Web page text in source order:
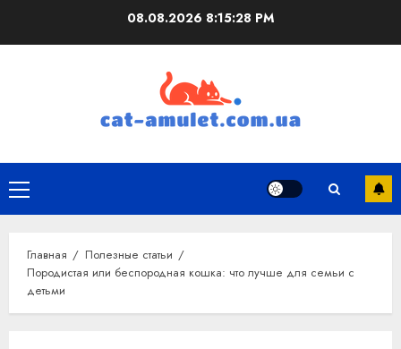
08.08.2026 8:15:29 PM
Основное
меню
Главная
Полезные статьи
Породистая или беспородная кошка: что лучше для семьи с
детьми